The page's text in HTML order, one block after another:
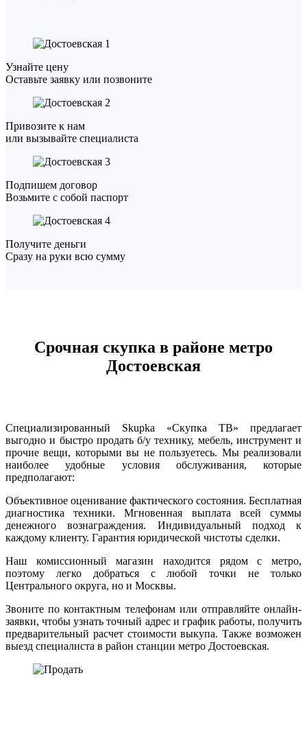
1
Узнайте цену
Оставьте заявку или позвоните
2
Привозите к нам
или вызывайте специалиста
3
Подпишем договор
Возьмите с собой паспорт
4
Получите деньги
Сразу на руки всю сумму
Срочная скупка в районе метро
Достоевская
Специализированный Skupka «Скупка ТВ» предлагает
выгодно и быстро продать б/у технику, мебель, инструмент и
прочие вещи, которыми вы не пользуетесь. Мы реализовали
наиболее удобные условия обслуживания, которые
предполагают:
Объективное оценивание фактического состояния. Бесплатная
диагностика техники. Мгновенная выплата всей суммы
денежного вознаграждения. Индивидуальный подход к
каждому клиенту. Гарантия юридической чистоты сделки.
Наш комиссионный магазин находится рядом с метро,
поэтому легко добраться с любой точки не только
Центрального округа, но и Москвы.
Звоните по контактным телефонам или отправляйте онлайн-
заявки, чтобы узнать точный адрес и график работы, получить
предварительный расчет стоимости выкупа. Также возможен
выезд специалиста в район станции метро Достоевская.